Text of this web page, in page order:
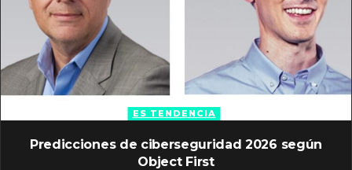
ES TENDENCIA
Predicciones de ciberseguridad 2026 según
Object First